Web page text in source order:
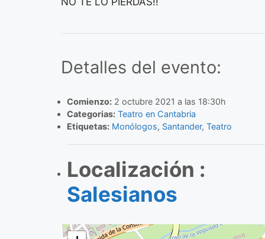
Detalles del evento:
Comienzo:2 octubre 2021 a las 18:30h
Categorias: Teatro en Cantabria
Etiquetas: Monólogos, Santander, Teatro
Localización :
Salesianos